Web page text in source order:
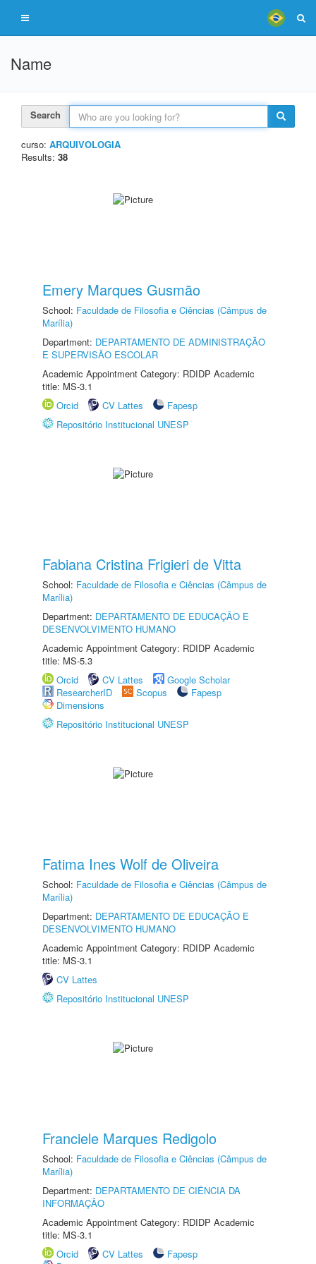
Name
Search
curso: ARQUIVOLOGIA
Results: 38
Emery Marques Gusmão
School: Faculdade de Filosofia e Ciências (Câmpus de
Marília)
Department: DEPARTAMENTO DE ADMINISTRAÇÃO
E SUPERVISÃO ESCOLAR
Academic Appointment Category: RDIDP Academic
title: MS-3.1
Orcid
CV Lattes
Fapesp
Repositório Institucional UNESP
Fabiana Cristina Frigieri de Vitta
School: Faculdade de Filosofia e Ciências (Câmpus de
Marília)
Department: DEPARTAMENTO DE EDUCAÇÃO E
DESENVOLVIMENTO HUMANO
Academic Appointment Category: RDIDP Academic
title: MS-5.3
Orcid
CV Lattes
Google Scholar
ResearcherID
Scopus
Fapesp
Dimensions
Repositório Institucional UNESP
Fatima Ines Wolf de Oliveira
School: Faculdade de Filosofia e Ciências (Câmpus de
Marília)
Department: DEPARTAMENTO DE EDUCAÇÃO E
DESENVOLVIMENTO HUMANO
Academic Appointment Category: RDIDP Academic
title: MS-3.1
CV Lattes
Repositório Institucional UNESP
Franciele Marques Redigolo
School: Faculdade de Filosofia e Ciências (Câmpus de
Marília)
Department: DEPARTAMENTO DE CIÊNCIA DA
INFORMAÇÃO
Academic Appointment Category: RDIDP Academic
title: MS-3.1
Orcid
CV Lattes
Fapesp